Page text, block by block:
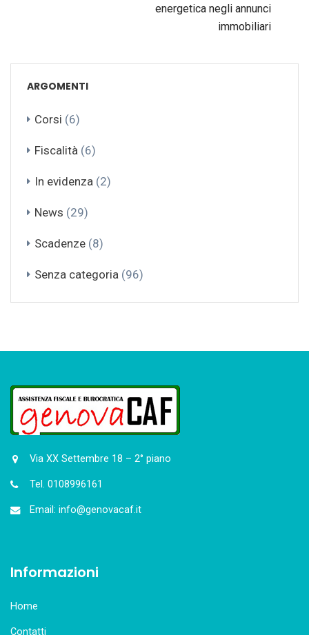
energetica negli annunci
immobiliari
ARGOMENTI
Corsi (6)
Fiscalità (6)
In evidenza (2)
News (29)
Scadenze (8)
Senza categoria (96)
Via XX Settembre 18 – 2° piano
Tel. 0108996161
Email: info@genovacaf.it
Informazioni
Home
Contatti